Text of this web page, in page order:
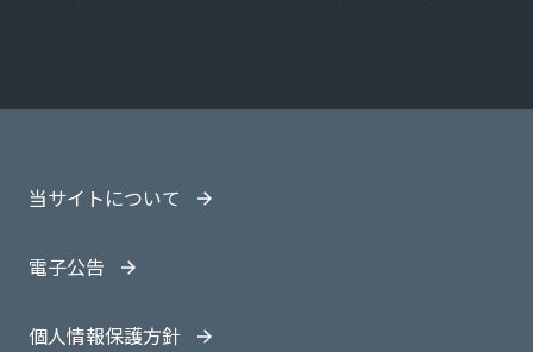
当サイトについて
電子公告
個人情報保護方針